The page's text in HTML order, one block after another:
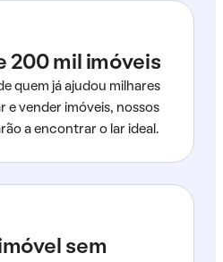
200 mil imóveis
quem já ajudou milhares
e vender imóveis, nossos
a encontrar o lar ideal.
sem